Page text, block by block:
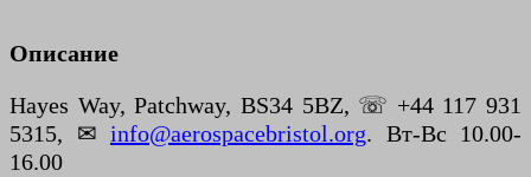
Описание
Hayes Way, Patchway, BS34 5BZ, ☏ +44 117 931
5315, ✉ info@aerospacebristol.org. Вт-Вс 10.00-
16.00